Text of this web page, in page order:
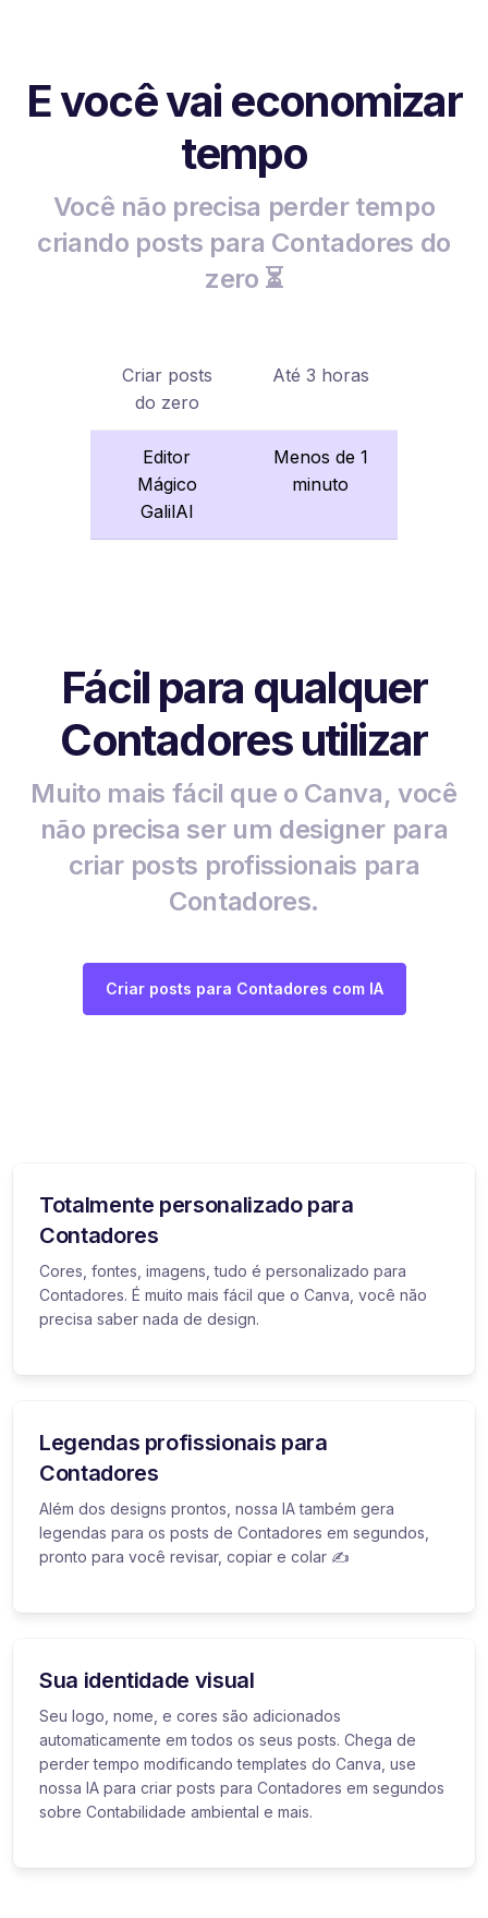
E você vai economizar
tempo
Você não precisa perder tempo
criando posts para Contadores do
zero ⏳
Criar posts
do zero
Até 3 horas
Editor
Mágico
GalilAI
Menos de 1
minuto
Fácil para qualquer
Contadores utilizar
Muito mais fácil que o Canva, você
não precisa ser um designer para
criar posts profissionais para
Contadores.
Criar posts para Contadores com IA
Totalmente personalizado para
Contadores
Cores, fontes, imagens, tudo é personalizado para
Contadores. É muito mais fácil que o Canva, você não
precisa saber nada de design.
Legendas profissionais para
Contadores
Além dos designs prontos, nossa IA também gera
legendas para os posts de Contadores em segundos,
pronto para você revisar, copiar e colar ✍️
Sua identidade visual
Seu logo, nome, e cores são adicionados
automaticamente em todos os seus posts. Chega de
perder tempo modificando templates do Canva, use
nossa IA para criar posts para Contadores em segundos
sobre Contabilidade ambiental e mais.